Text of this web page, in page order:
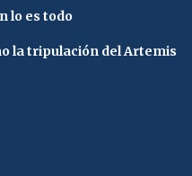
lo es todo
la tripulación del Artemis